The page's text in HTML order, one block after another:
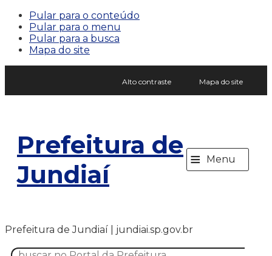
Pular para o conteúdo
Pular para o menu
Pular para a busca
Mapa do site
Alto contraste Mapa do site
Prefeitura de
Jundiaí
≡ Menu
Prefeitura de Jundiaí | jundiai.sp.gov.br